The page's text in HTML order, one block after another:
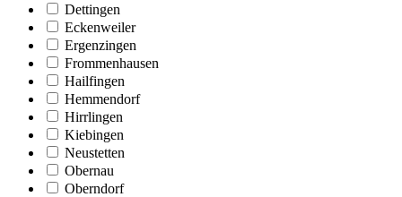
Dettingen
Eckenweiler
Ergenzingen
Frommenhausen
Hailfingen
Hemmendorf
Hirrlingen
Kiebingen
Neustetten
Obernau
Oberndorf